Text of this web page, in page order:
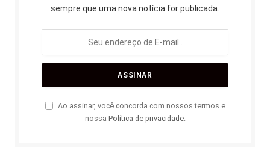
sempre que uma nova notícia for publicada.
Ao assinar, você concorda com nossos termos e
nossa Política de privacidade.